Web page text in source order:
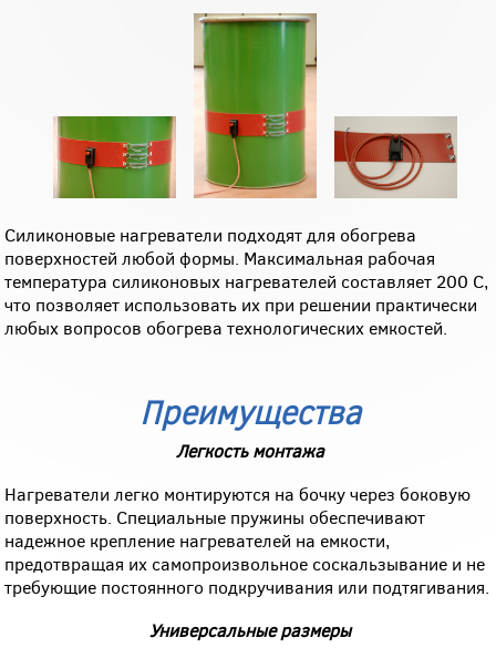
Силиконовые нагреватели подходят для обогрева
поверхностей любой формы. Максимальная рабочая
температура силиконовых нагревателей составляет 200 С,
что позволяет использовать их при решении практически
любых вопросов обогрева технологических емкостей.
Преимущества
Легкость монтажа
Нагреватели легко монтируются на бочку через боковую
поверхность. Специальные пружины обеспечивают
надежное крепление нагревателей на емкости,
предотвращая их самопроизвольное соскальзывание и не
требующие постоянного подкручивания или подтягивания.
Универсальные размеры